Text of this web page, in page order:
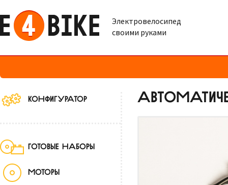
Электровелосипед
своими руками
КОНФИГУРАТОР
ГОТОВЫЕ НАБОРЫ
МОТОРЫ